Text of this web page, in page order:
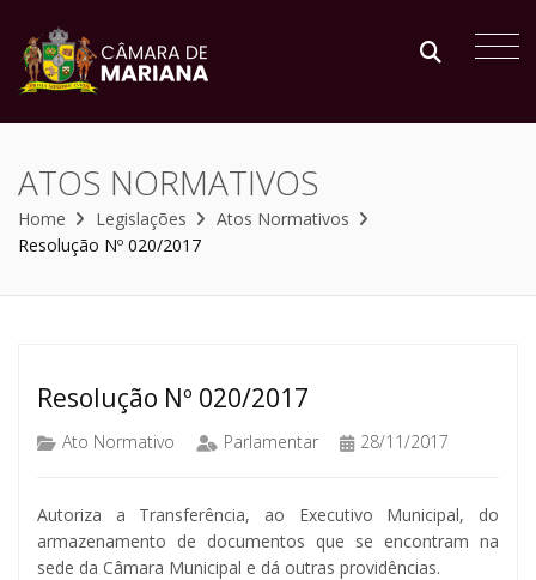
ATOS NORMATIVOS
Home Legislações
Atos Normativos
Resolução Nº 020/2017
Resolução Nº 020/2017
Ato Normativo Parlamentar 28/11/2017
Autoriza a Transferência, ao Executivo Municipal, do
armazenamento de documentos que se encontram na
sede da Câmara Municipal e dá outras providências.